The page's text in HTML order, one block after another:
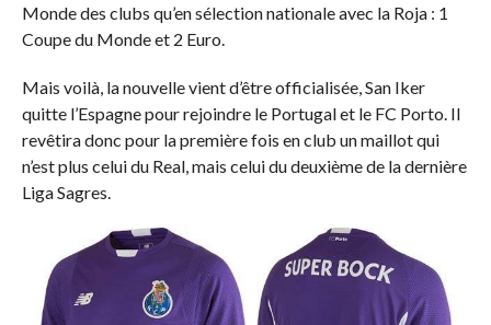
Monde des clubs qu’en sélection nationale avec la Roja : 1
Coupe du Monde et 2 Euro.
Mais voilà, la nouvelle vient d’être officialisée, San Iker
quitte l’Espagne pour rejoindre le Portugal et le FC Porto. Il
revêtira donc pour la première fois en club un maillot qui
n’est plus celui du Real, mais celui du deuxième de la dernière
Liga Sagres.